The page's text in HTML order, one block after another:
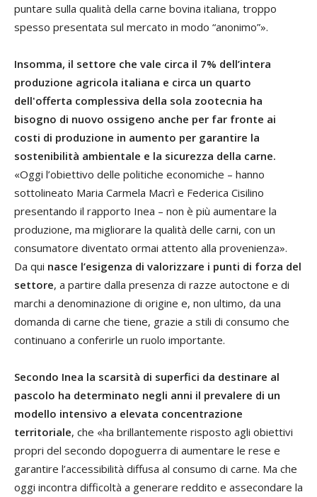
puntare sulla qualità della carne bovina italiana, troppo
spesso presentata sul mercato in modo “anonimo”».
Insomma, il settore che vale circa il 7% dell’intera
produzione agricola italiana e circa un quarto
dell'offerta complessiva della sola zootecnia ha
bisogno di nuovo ossigeno anche per far fronte ai
costi di produzione in aumento per garantire la
sostenibilità ambientale e la sicurezza della carne.
«Oggi l’obiettivo delle politiche economiche – hanno
sottolineato Maria Carmela Macrì e Federica Cisilino
presentando il rapporto Inea – non è più aumentare la
produzione, ma migliorare la qualità delle carni, con un
consumatore diventato ormai attento alla provenienza».
Da qui nasce l’esigenza di valorizzare i punti di forza del
settore, a partire dalla presenza di razze autoctone e di
marchi a denominazione di origine e, non ultimo, da una
domanda di carne che tiene, grazie a stili di consumo che
continuano a conferirle un ruolo importante.
Secondo Inea la scarsità di superfici da destinare al
pascolo ha determinato negli anni il prevalere di un
modello intensivo a elevata concentrazione
territoriale, che «ha brillantemente risposto agli obiettivi
propri del secondo dopoguerra di aumentare le rese e
garantire l’accessibilità diffusa al consumo di carne. Ma che
oggi incontra difficoltà a generare reddito e assecondare la